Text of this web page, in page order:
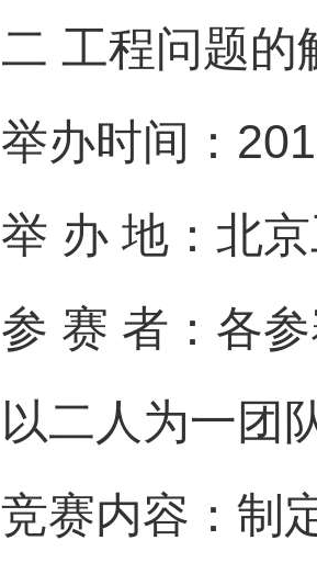
二 工程问题的
举办时间：
举 办 地：北
参 赛 者：各
以二人为一团
竞赛内容：制